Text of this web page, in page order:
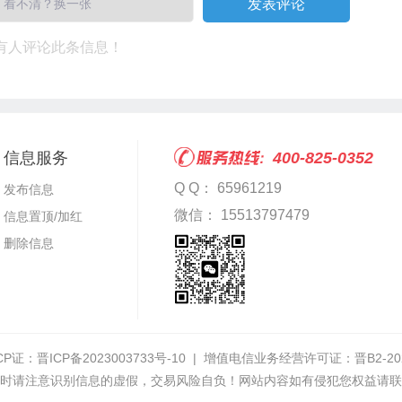
看不清？换一张
人评论此条信息！
信息服务
发布信息
信息置顶/加红
删除信息
400-825-0352
Q Q： 65961219
微信： 15513797479
证：晋ICP备2023003733号-10 | 增值电信业务经营许可证：晋B2-
请注意识别信息的虚假，交易风险自负！网站内容如有侵犯您权益请